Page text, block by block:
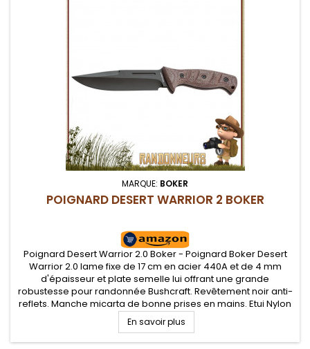
MARQUE: BOKER
POIGNARD DESERT WARRIOR 2 BOKER
Poignard Desert Warrior 2.0 Boker - Poignard Boker Desert
Warrior 2.0 lame fixe de 17 cm en acier 440A et de 4 mm
d'épaisseur et plate semelle lui offrant une grande
robustesse pour randonnée Bushcraft. Revêtement noir anti-
reflets. Manche micarta de bonne prises en mains. Etui Nylon
tactique avec porte cuisse
En savoir plus